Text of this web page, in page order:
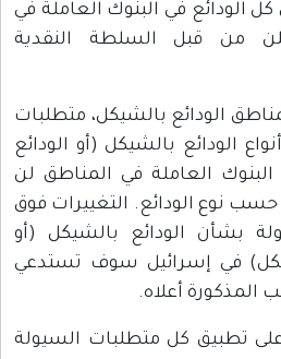
الودائع في البنوك العاملة في
من قبل السلطة النقدية
الودائع بالشيكل، متطلبات
الودائع بالشيكل (أو الودائع
العاملة في المناطق لن
أقل من 4% إلى 8% حسب نوع الودائع. التغييرات فوق
بشأن الودائع بالشيكل (أو
في إسرائيل سوف تستدعي
المذكورة أعلاه.
تطبيق كل متطلبات السيولة